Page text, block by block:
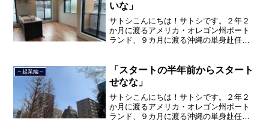
いな」
サトシこんにちは！サトシです。２年２
か月に渡るアメリカ・オレゴン州ポート
ランド、９カ月に渡る沖縄の単身赴任の
ました。２０２１年３月９日より東京都
品川区南大井で不動産を主...
～起業編～
「スタートの半年前からスタート
せなな」
サトシこんにちは！サトシです。２年２
か月に渡るアメリカ・オレゴン州ポート
ランド、９カ月に渡る沖縄の単身赴任の